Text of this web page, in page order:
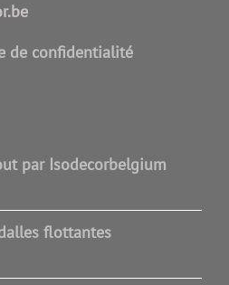
de confidentialité
par Isodecorbelgium
flottantes